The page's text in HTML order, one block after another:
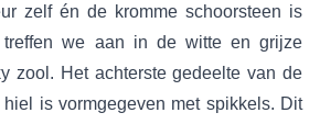
zelf én de kromme schoorsteen is
treffen we aan in de witte en grijze
zool. Het achterste gedeelte van de
is vormgegeven met spikkels. Dit